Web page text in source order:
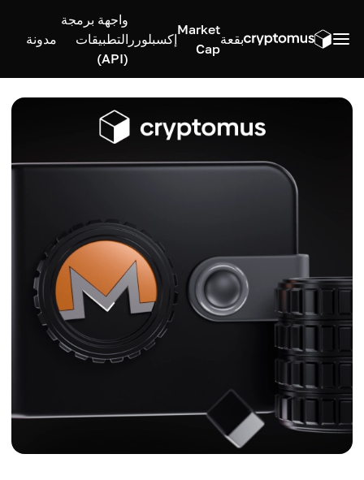
بقعة
Market
Cap
إكسبلورر
واجهة برمجة
التطبيقات
(API)
مدونة